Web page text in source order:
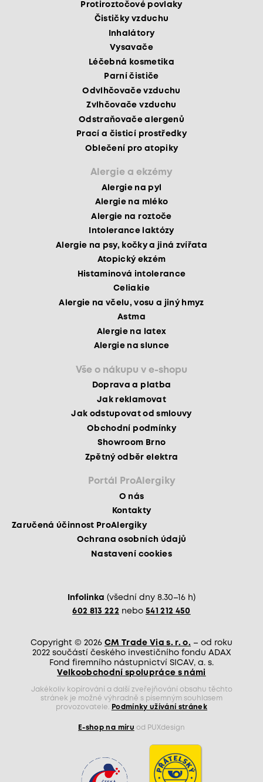
Protiroztočové povlaky
Čističky vzduchu
Inhalátory
Vysavače
Léčebná kosmetika
Parní čističe
Odvlhčovače vzduchu
Zvlhčovače vzduchu
Odstraňovače alergenů
Prací a čisticí prostředky
Oblečení pro atopiky
Alergie a ekzémy
Alergie na pyl
Alergie na mléko
Alergie na roztoče
Intolerance laktózy
Alergie na psy, kočky a jiná zvířata
Atopický ekzém
Histaminová intolerance
Celiakie
Alergie na včelu, vosu a jiný hmyz
Astma
Alergie na latex
Alergie na slunce
Vše o nákupu v e-shopu
Doprava a platba
Jak reklamovat
Jak odstupovat od smlouvy
Obchodní podmínky
Showroom Brno
Zpětný odběr elektra
Portál ProAlergiky
O nás
Kontakty
Zaručená účinnost ProAlergiky
Ochrana osobních údajů
Nastavení cookies
Infolinka (všední dny 8.30–16 h)
602 813 222 nebo 541 212 450
Copyright © 2026 CM Trade Via s. r. o. – od roku
2022 součástí českého investičního fondu ADAX
Fond firemního nástupnictví SICAV, a. s.
Velkoobchodní spolupráce s námi
Jakékoliv kopírování a další zveřejňování obsahu těchto
stránek je možné výhradně s písemným souhlasem
provozovatele.
Podmínky užívání stránek
E-shop na míru od PUXdesign